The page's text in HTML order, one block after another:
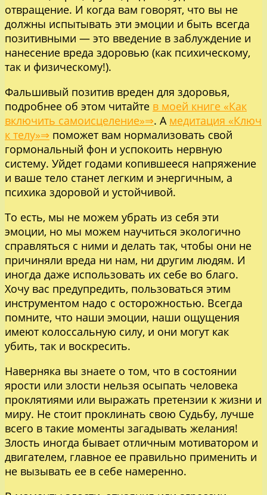
отвращение. И когда вам говорят, что вы не
должны испытывать эти эмоции и быть всегда
позитивными — это введение в заблуждение и
нанесение вреда здоровью (как психическому,
так и физическому!).
Фальшивый позитив вреден для здоровья,
подробнее об этом читайте в моей книге «Как
включить самоисцеление»⇒. А медитация «Ключ
к телу»⇒ поможет вам нормализовать свой
гормональный фон и успокоить нервную
систему. Уйдет годами копившееся напряжение
и ваше тело станет легким и энергичным, а
психика здоровой и устойчивой.
То есть, мы не можем убрать из себя эти
эмоции, но мы можем научиться экологично
справляться с ними и делать так, чтобы они не
причиняли вреда ни нам, ни другим людям. И
иногда даже использовать их себе во благо.
Хочу вас предупредить, пользоваться этим
инструментом надо с осторожностью. Всегда
помните, что наши эмоции, наши ощущения
имеют колоссальную силу, и они могут как
убить, так и воскресить.
Наверняка вы знаете о том, что в состоянии
ярости или злости нельзя осыпать человека
проклятиями или выражать претензии к жизни и
миру. Не стоит проклинать свою Судьбу, лучше
всего в такие моменты загадывать желания!
Злость иногда бывает отличным мотиватором и
двигателем, главное ее правильно применить и
не вызывать ее в себе намеренно.